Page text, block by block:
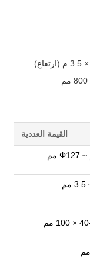
القيمة العددية